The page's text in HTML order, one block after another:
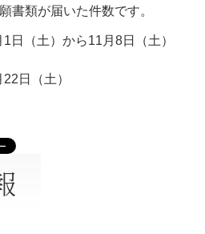
書類が届いた件数です。
日（土）から11月8日（土）
日（土）